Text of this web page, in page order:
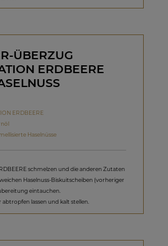
ÜBERZUG
ERDBEERE
ERDBEERE
Haselnüsse
schmelzen und die anderen Zutaten
Haselnuss-Biskuitscheiben (vorheriger
eintauchen.
lassen und kalt stellen.